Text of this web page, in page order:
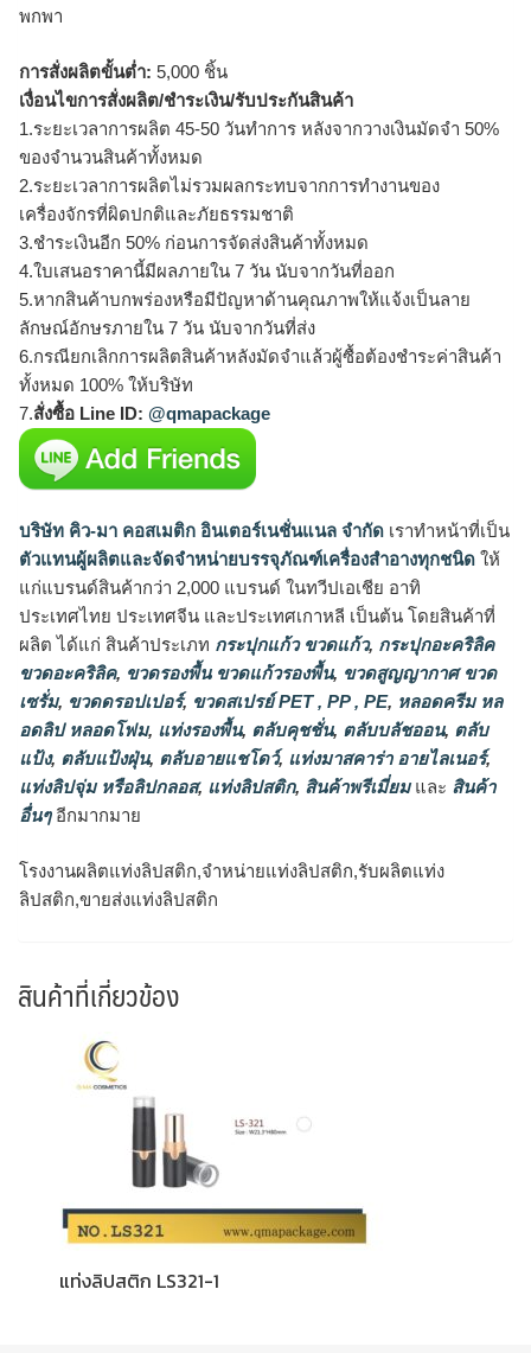
พกพา
การสั่งผลิตขั้นต่ำ: 5,000 ชิ้น
เงื่อนไขการสั่งผลิต/ชำระเงิน/รับประกันสินค้า
1.ระยะเวลาการผลิต 45-50 วันทำการ หลังจากวางเงินมัดจำ 50%
ของจำนวนสินค้าทั้งหมด
2.ระยะเวลาการผลิตไม่รวมผลกระทบจากการทำงานของ
เครื่องจักรที่ผิดปกติและภัยธรรมชาติ
3.ชำระเงินอีก 50% ก่อนการจัดส่งสินค้าทั้งหมด
4.ใบเสนอราคานี้มีผลภายใน 7 วัน นับจากวันที่ออก
5.หากสินค้าบกพร่องหรือมีปัญหาด้านคุณภาพให้แจ้งเป็นลาย
ลักษณ์อักษรภายใน 7 วัน นับจากวันที่ส่ง
6.กรณียกเลิกการผลิตสินค้าหลังมัดจำแล้วผู้ซื้อต้องชำระค่าสินค้า
ทั้งหมด 100% ให้บริษัท
7.สั่งซื้อ Line ID: @qmapackage
บริษัท คิว-มา คอสเมติก อินเตอร์เนชั่นแนล จำกัด เราทำหน้าที่เป็น
ตัวแทนผู้ผลิตและจัดจำหน่ายบรรจุภัณฑ์เครื่องสำอางทุกชนิด ให้
แก่แบรนด์สินค้ากว่า 2,000 แบรนด์ ในทวีปเอเชีย อาทิ
ประเทศไทย ประเทศจีน และประเทศเกาหลี เป็นต้น โดยสินค้าที่
ผลิต ได้แก่ สินค้าประเภท กระปุกแก้ว ขวดแก้ว, กระปุกอะคริลิค
ขวดอะคริลิค, ขวดรองพื้น ขวดแก้วรองพื้น, ขวดสูญญากาศ ขวด
เซรั่ม, ขวดดรอปเปอร์, ขวดสเปรย์ PET , PP , PE, หลอดครีม หล
อดลิป หลอดโฟม, แท่งรองพื้น, ตลับคุชชั่น, ตลับบลัชออน, ตลับ
แป้ง, ตลับแป้งฝุ่น, ตลับอายแชโดว์, แท่งมาสคาร่า อายไลเนอร์,
แท่งลิปจุ่ม หรือลิปกลอส, แท่งลิปสติก, สินค้าพรีเมี่ยมและ สินค้า
อื่นๆอีกมากมาย
โรงงานผลิตแท่งลิปสติก,จำหน่ายแท่งลิปสติก,รับผลิตแท่ง
ลิปสติก,ขายส่งแท่งลิปสติก
สินค้าที่เกี่ยวข้อง
แท่งลิปสติก LS321-1